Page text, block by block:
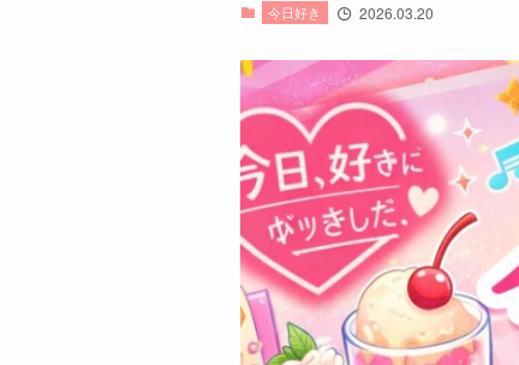
今日好き 2026.03.20